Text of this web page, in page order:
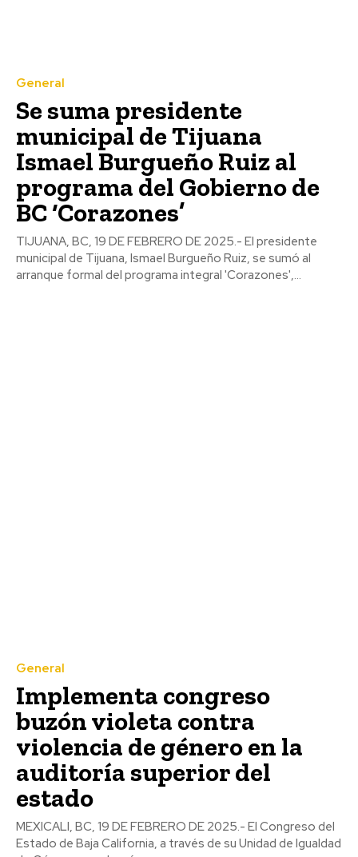
General
Se suma presidente
municipal de Tijuana
Ismael Burgueño Ruiz al
programa del Gobierno de
BC ‘Corazones’
TIJUANA, BC, 19 DE FEBRERO DE 2025.- El presidente
municipal de Tijuana, Ismael Burgueño Ruiz, se sumó al
arranque formal del programa integral 'Corazones',...
General
Implementa congreso
buzón violeta contra
violencia de género en la
auditoría superior del
estado
MEXICALI, BC, 19 DE FEBRERO DE 2025.- El Congreso del
Estado de Baja California, a través de su Unidad de Igualdad